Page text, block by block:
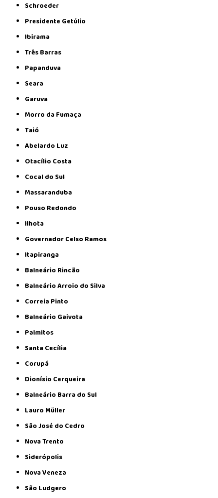
Schroeder
Presidente Getúlio
Ibirama
Três Barras
Papanduva
Seara
Garuva
Morro da Fumaça
Taió
Abelardo Luz
Otacílio Costa
Cocal do Sul
Massaranduba
Pouso Redondo
Ilhota
Governador Celso Ramos
Itapiranga
Balneário Rincão
Balneário Arroio do Silva
Correia Pinto
Balneário Gaivota
Palmitos
Santa Cecília
Corupá
Dionísio Cerqueira
Balneário Barra do Sul
Lauro Müller
São José do Cedro
Nova Trento
Siderópolis
Nova Veneza
São Ludgero